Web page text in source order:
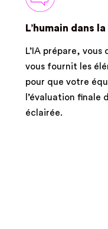
L’humain dans
L’IA prépare,
vous fournit les
pour que votre
l’évaluation finale
éclairée.